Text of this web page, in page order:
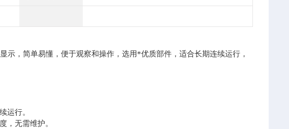
示，简单易懂，便于观察和操作，选用*优质部件，适合长期连续运行，
运行。
，无需维护。